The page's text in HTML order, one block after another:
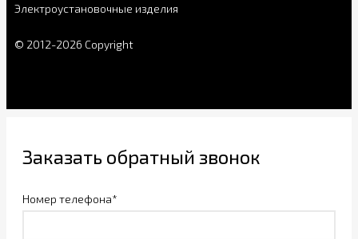
Электроустановочные изделия
© 2012-2026 Copyright
Заказать обратный звонок
Номер телефона*